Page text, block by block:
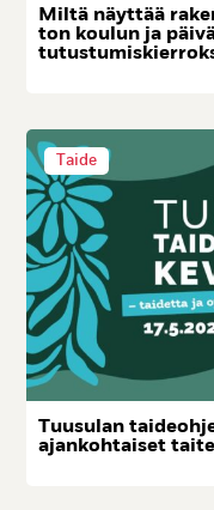
Mil­tä näyt­tää
ton kou­lun ja
Taide
Tuu­su­lan
ajan­koh­tai­set